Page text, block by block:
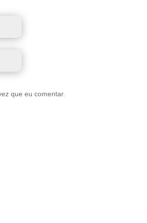
que eu comentar.